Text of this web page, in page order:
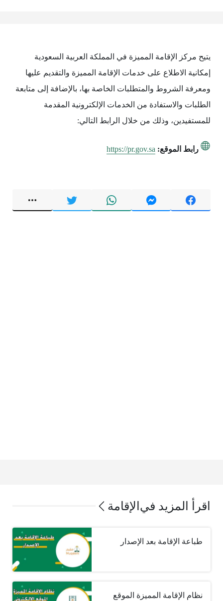
يتيح مركز الإقامة المميزة في المملكة العربية السعودية
إمكانية الاطلاع على خدمات الإقامة المميزة والتقديم عليها
ومعرفة الشروط والمتطلبات الخاصة بها، بالإضافة إلى متابعة
الطلبات والاستفادة من الخدمات الإلكترونية المقدمة
للمستفيدين، وذلك من خلال الرابط التالي:
رابط الموقع: https://pr.gov.sa
اقرأ المزيد في الإقامة
طباعة الإقامة بعد الإصدار
نظام الإقامة المميزة الموقع